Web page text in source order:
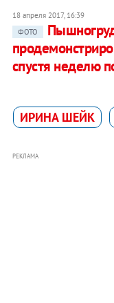
18 апреля 2017, 16:39
ФОТО
спустя неделю
ИРИНА ШЕЙК
РЕКЛАМА